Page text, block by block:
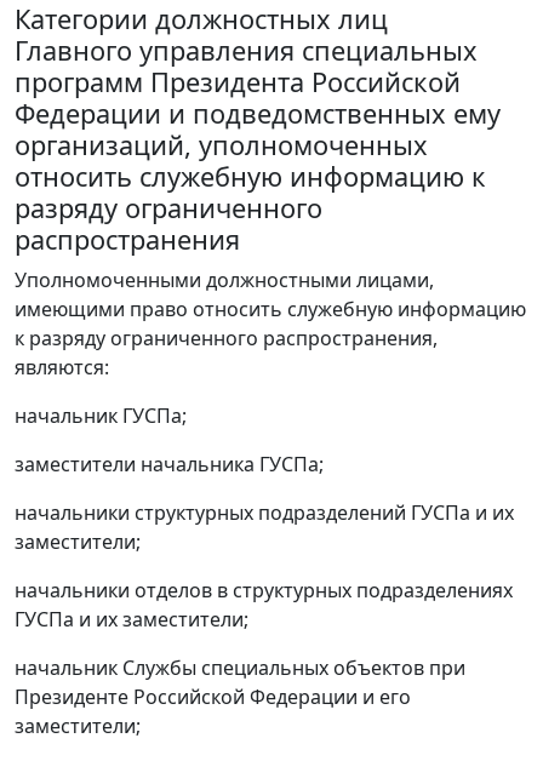
Категории должностных лиц
Главного управления специальных
программ Президента Российской
Федерации и подведомственных ему
организаций, уполномоченных
относить служебную информацию к
разряду ограниченного
распространения
Уполномоченными должностными лицами,
имеющими право относить служебную информацию
к разряду ограниченного распространения,
являются:
начальник ГУСПа;
заместители начальника ГУСПа;
начальники структурных подразделений ГУСПа и их
заместители;
начальники отделов в структурных подразделениях
ГУСПа и их заместители;
начальник Службы специальных объектов при
Президенте Российской Федерации и его
заместители;